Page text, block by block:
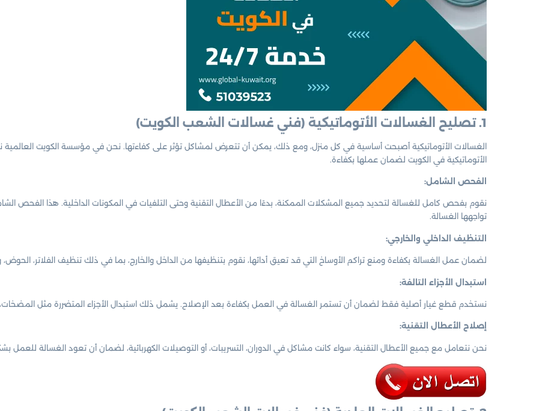
1. تصليح الغسالات الأتوماتيكية (فني غسالات الشعب الكويت)
الغسالات الأتوماتيكية أصبحت أساسية في كل منزل، ومع ذلك، يمكن أن تتعرض لمشاكل تؤثر على كفاءتها. نحن في مؤسسة الكويت
الأتوماتيكية في الكويت لضمان عملها بكفاءة.
الفحص الشامل:
نقوم بفحص كامل للغسالة لتحديد جميع المشكلات الممكنة، بدءًا من الأعطال التقنية وحتى التلفيات في المكونات الداخلية. هذا الفحص
تواجهها الغسالة.
التنظيف الداخلي والخارجي:
لضمان عمل الغسالة بكفاءة ومنع تراكم الأوساخ التي قد تعيق أدائها، نقوم بتنظيفها من الداخل والخارج، بما في ذلك تنظيف الفلاتر، الحوض،
استبدال الأجزاء التالفة:
نستخدم قطع غيار أصلية فقط لضمان أن تستمر الغسالة في العمل بكفاءة بعد الإصلاح. يشمل ذلك استبدال الأجزاء المتضررة مثل المضخات،
إصلاح الأعطال التقنية:
نحن نتعامل مع جميع الأعطال التقنية، سواء كانت مشاكل في الدوران، التسريبات، أو التوصيلات الكهربائية، لضمان أن تعود الغسالة للعمل